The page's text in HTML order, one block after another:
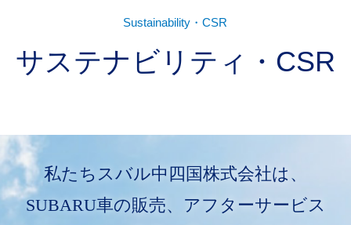
Sustainability・CSR
サステナビリティ・CSR
私たちスバル中四国株式会社は、
SUBARU車の販売、アフターサービス